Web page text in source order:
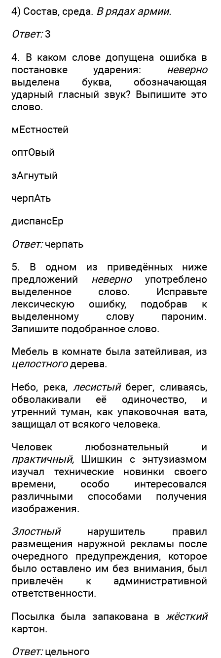
4) Состав, среда. В рядах армии.
Ответ:3
4. В каком слове допущена ошибка в
постановке ударения: неверно
выделена буква, обозначающая
ударный гласный звук? Выпишите это
слово.
мЕстностей
оптОвый
зАгнутый
черпАть
диспансЕр
Ответ:черпать
5. В одном из приведённых ниже
предложений неверноупотреблено
выделенное слово. Исправьте
лексическую ошибку, подобрав к
выделенному слову пароним.
Запишите подобранное слово.
Мебель в комнате была затейливая, из
целостногодерева.
Небо, река, лесистыйберег, сливаясь,
обволакивали её одиночество, и
утренний туман, как упаковочная вата,
защищал от всякого человека.
Человек любознательный и
практичный, Шишкин с энтузиазмом
изучал технические новинки своего
времени, особо интересовался
различными способами получения
изображения.
Злостныйнарушитель правил
размещения наружной рекламы после
очередного предупреждения, которое
было оставлено им без внимания, был
привлечён к административной
ответственности.
Посылка была запакована в жёсткий
картон.
Ответ:цельного